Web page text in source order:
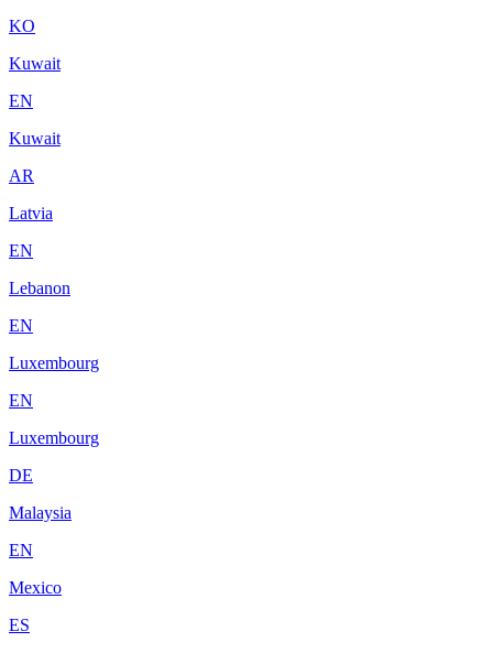
KO
Kuwait
EN
Kuwait
AR
Latvia
EN
Lebanon
EN
Luxembourg
EN
Luxembourg
DE
Malaysia
EN
Mexico
ES